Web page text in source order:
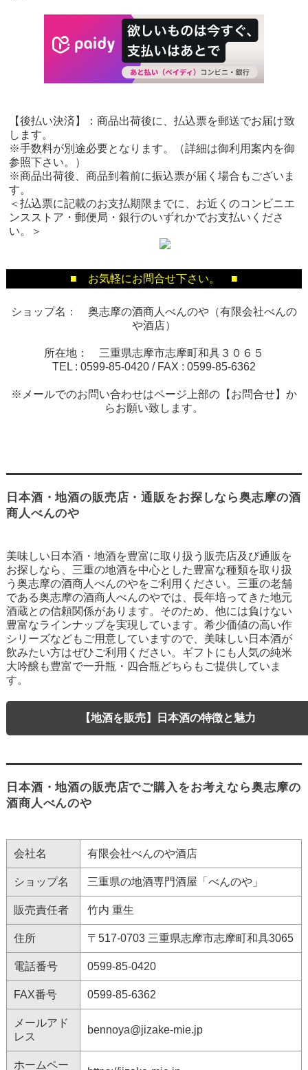
【後払い決済】：商品出荷後に、払込票を郵送でお届け致
します。
※手数料が別途必要となります。（詳細は御利用案内を御
参照下さい。）
※商品出荷後、商品到着前に振込票が届く場合もございま
す。
＜払込票に記載のお支払期限までに、お近くのコンビニエ
ンスストア・郵便局・銀行のいずれかでお支払いくださ
い。＞
■ お気軽にお問合せ下さい。 ■
ショップ名： 奥志摩の酒商人べんのや（有限会社べんの
や酒店）
所在地： 三重県志摩市志摩町和具３０６５
TEL : 0599-85-0420 / FAX : 0599-85-6362
※メールでのお問い合わせはページ上部の【お問合せ】か
らお願い致します。
日本酒・地酒の販売店・通販をお探しなら奥志摩の酒
商人べんのや
美味しい日本酒・地酒を豊富に取り扱う販売店及び通販を
お探しなら、三重の地酒を中心とした豊富な種類を取り扱
う奥志摩の酒商人べんのやをご利用ください。三重の老舗
である奥志摩の酒商人べんのやでは、長年培ってきた地元
酒蔵との信頼関係があります。そのため、他には負けない
豊富なラインナップを実現しています。希少価値の高い作
シリーズなどもご用意していますので、美味しい日本酒が
飲みたい方はぜひご利用ください。ギフトにも人気の純米
大吟醸も豊富で一升瓶・四合瓶どちらもご提供していま
す。
【地酒を販売】日本酒の特徴と魅力
日本酒・地酒の販売店でご購入をお考えなら奥志摩の
酒商人べんのや
会社名 有限会社べんのや酒店
ショップ名 三重県の地酒専門酒屋「べんのや」
販売責任者 竹内 重生
住所 〒517-0703 三重県志摩市志摩町和具3065
電話番号 0599-85-0420
FAX番号 0599-85-6362
メールアド
レス
bennoya@jizake-mie.jp
ホームペー